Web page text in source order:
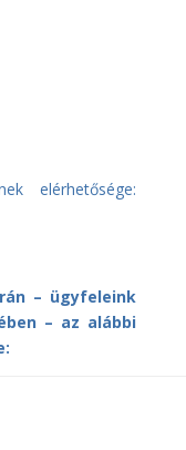
elérhetősége:
– ügyfeleink
– az alábbi